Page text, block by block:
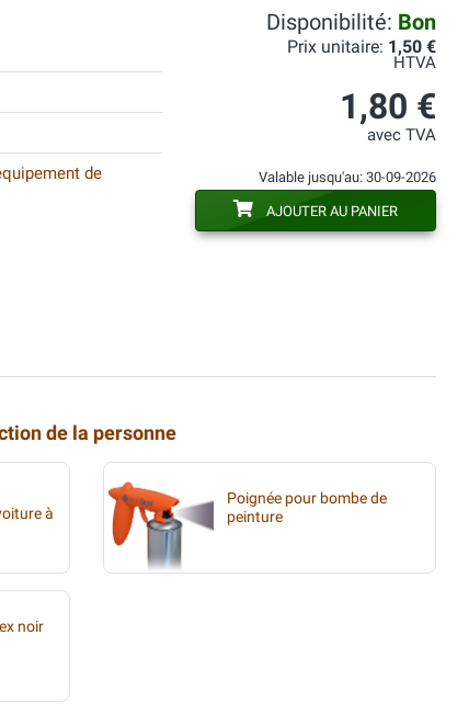
de
Disponibilité: Bon
Prix unitaire: 1,50 €
HTVA
1,80 €
avec TVA
Valable jusqu'au: 30-09-2026
AJOUTER AU PANIER
de la personne
à
Poignée pour bombe de
peinture
noir